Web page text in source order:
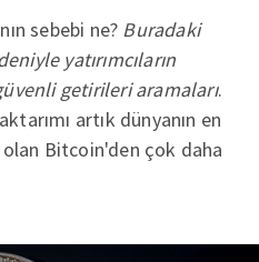
sebebi ne? Buradaki
yatırımcıların
getirileri aramaları.
artık dünyanın en
Bitcoin'den çok daha